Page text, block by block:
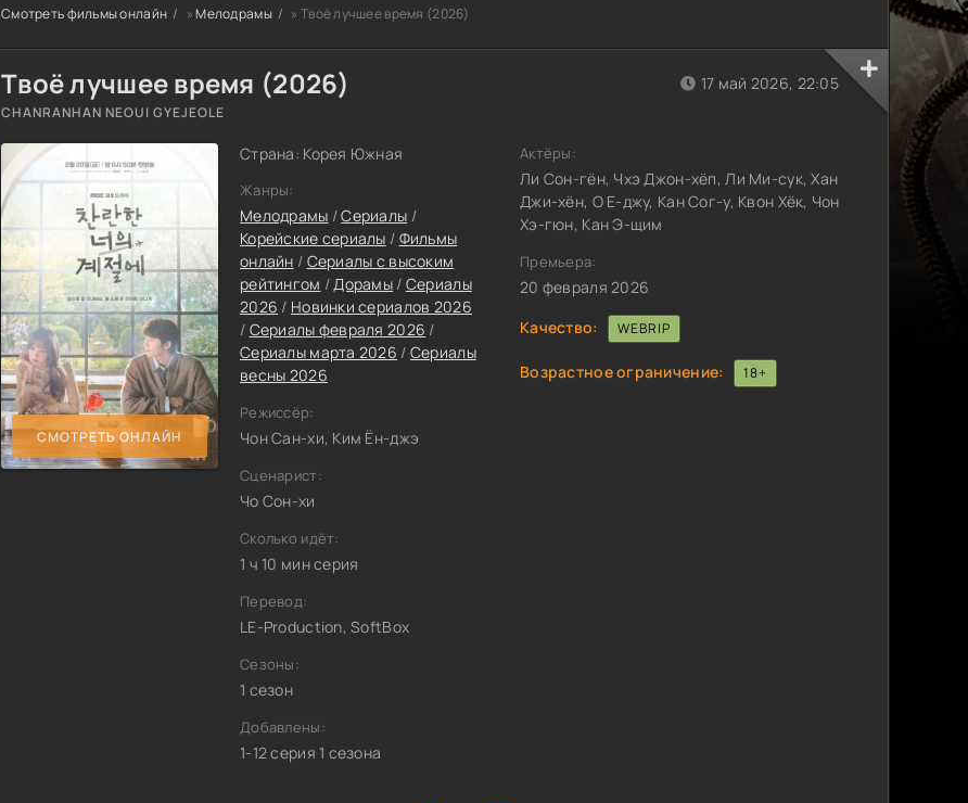
Смотреть фильмы онлайн »Мелодрамы » Твоё лучшее время (2026)
Твоё лучшее время (2026)
CHANRANHAN NEOUI GYEJEOLE
СМОТРЕТЬ ОНЛАЙН
Страна: Корея Южная
Жанры:
Мелодрамы /Сериалы /
Корейские сериалы / Фильмы
онлайн / Сериалы с высоким
рейтингом /Дорамы / Сериалы
2026 / Новинки сериалов 2026
/ Сериалы февраля 2026 /
Сериалы марта 2026 / Сериалы
весны 2026
Режиссёр:
Чон Сан-хи, Ким Ён-джэ
Сценарист:
Чо Сон-хи
Сколько идёт:
1 ч 10 мин серия
Перевод:
LE-Production, SoftBox
Сезоны:
1 сезон
Добавлены:
1-12 серия 1 сезона
17 май 2026, 22:05
Актёры:
Ли Сон-гён, Чхэ Джон-хёп, Ли Ми-сук, Хан
Джи-хён, О Е-джу, Кан Сог-у, Квон Хёк, Чон
Хэ-гюн, Кан Э-щим
Премьера:
20 февраля 2026
Качество:
WEBRIP
Возрастное ограничение: 18+